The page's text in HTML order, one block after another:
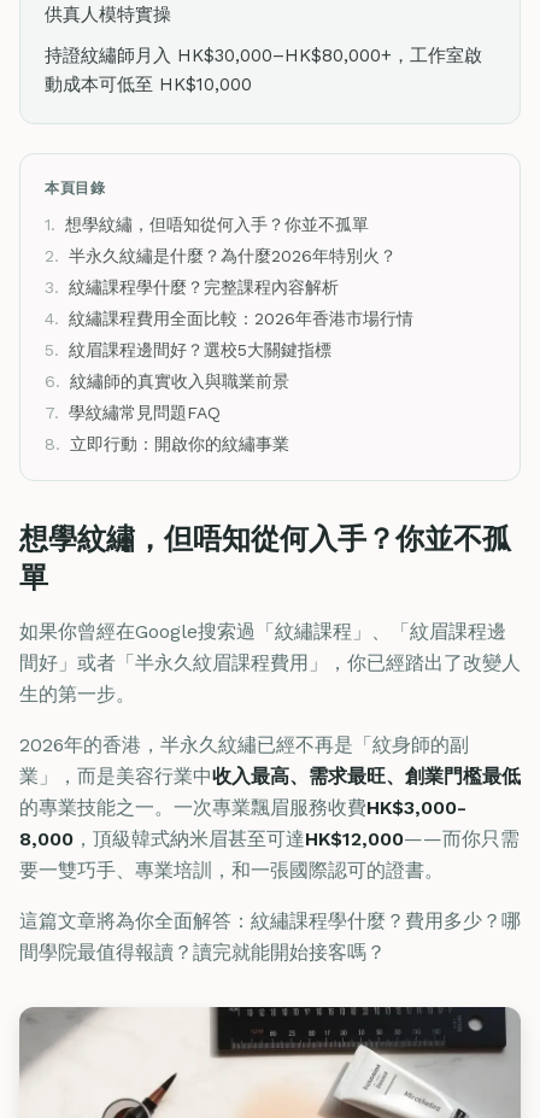
供真人模特實操
持證紋繡師月入 HK$30,000–HK$80,000+，工作室啟
動成本可低至 HK$10,000
本頁目錄
1. 想學紋繡，但唔知從何入手？你並不孤單
2. 半永久紋繡是什麼？為什麼2026年特別火？
3. 紋繡課程學什麼？完整課程內容解析
4. 紋繡課程費用全面比較：2026年香港市場行情
5. 紋眉課程邊間好？選校5大關鍵指標
6. 紋繡師的真實收入與職業前景
7. 學紋繡常見問題FAQ
8.
立即行動：開啟你的紋繡事業
想學紋繡，但唔知從何入手？你並不孤
單
如果你曾經在Google搜索過「紋繡課程」、「紋眉課程邊
間好」或者「半永久紋眉課程費用」，你已經踏出了改變人
生的第一步。
2026年的香港，半永久紋繡已經不再是「紋身師的副
業」，而是美容行業中收入最高、需求最旺、創業門檻最低
的專業技能之一。一次專業飄眉服務收費HK$3,000-
8,000 ，頂級韓式納米眉甚至可達HK$12,000——而你只需
要一雙巧手、專業培訓，和一張國際認可的證書。
這篇文章將為你全面解答：紋繡課程學什麼？費用多少？哪
間學院最值得報讀？讀完就能開始接客嗎？